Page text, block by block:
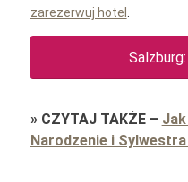
zarezerwuj hotel
» CZYTAJ TAKŻE–
Narodzenie i Sylwestra